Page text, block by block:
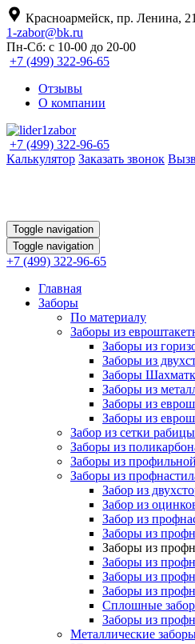
Красноармейск, пр. Ленина, 21
1-zabor@bk.ru
Пн-Сб: с 10-00 до 20-00
+7 (499) 322-96-65
Отзывы
О компании
+7 (499) 322-96-65
Калькулятор Заказать звонок
Toggle navigation
Toggle navigation
+7 (499) 322-96-65
Главная
Заборы
По материалу
Заборы из
Заборы из
Заборы из
Заборы
Заборы из
Заборы из
Заборы из
Забор из сетки рабицы
Заборы из
Заборы из
Заборы из
Забор из
Забор из
Забор из
Заборы из
Заборы из
Заборы из
Заборы из
Заборы из
Сплошные
Заборы из
Металлические